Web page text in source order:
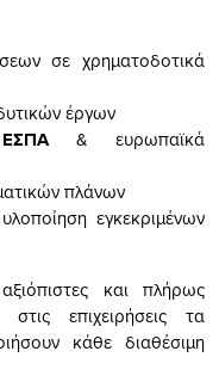
σε χρηματοδοτικά
έργων
ΕΣΠΑ& ευρωπαϊκά
πλάνων
εγκεκριμένων
και πλήρως
στις επιχειρήσεις τα
κάθε διαθέσιμη